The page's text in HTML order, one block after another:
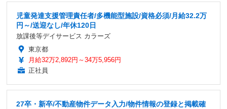
児童発達支援管理責任者/多機能型施設/資格必須/月給32.2万
円～/送迎なし/年休120日
放課後等デイサービス カラーズ
東京都
月給32万2,892円～34万5,956円
正社員
27卒・新卒/不動産物件データ入力/物件情報の登録と掲載確